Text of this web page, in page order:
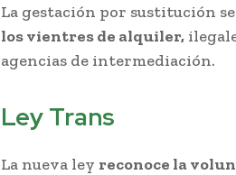
La gestación por sustitución
los vientres de alquiler,
agencias de intermediación.
Ley Trans
La nueva ley reconoce la